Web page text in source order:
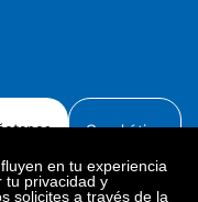
en tu experiencia
tu privacidad y
solicites a través de la
Canal ético